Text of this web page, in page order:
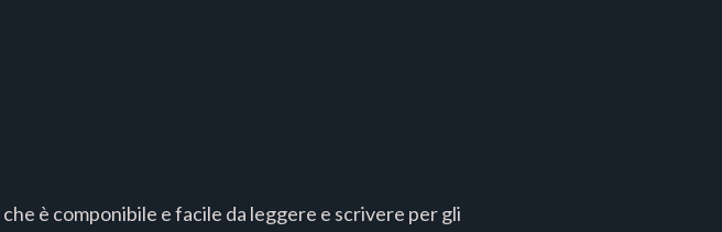
che è componibile e facile da leggere e scrivere per gli